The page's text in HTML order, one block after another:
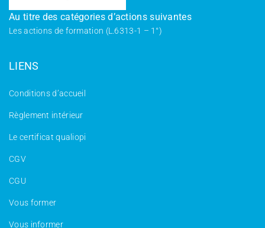
Au titre des catégories d’actions suivantes
Les actions de formation (L.6313-1 – 1°)
LIENS
Conditions d’accueil
Règlement intérieur
Le certificat qualiopi
CGV
CGU
Vous former
Vous informer